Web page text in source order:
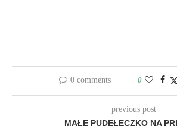
0 comments 0
previous post
MAŁE PUDEŁECZKO NA